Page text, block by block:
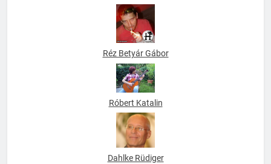
Réz Betyár Gábor
Róbert Katalin
Dahlke Rüdiger